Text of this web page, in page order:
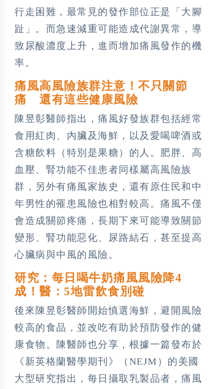
行走困難，最常見的發作部位正是「大腳
趾」。而急速減重可能造成代謝異常，導
致尿酸濃度上升，進而增加痛風發作的機
率。
痛風高風險族群注意！不只關節
痛 還有這些健康風險
陳昱彰醫師指出，痛風好發族群包括經常
食用紅肉、內臟及海鮮，以及愛喝啤酒或
含糖飲料（特別是果糖）的人。肥胖、高
血壓、腎功能不佳患者同樣屬高風險族
群，另外有痛風家族史，還有原住民和中
年男性的罹患風險也相對較高。痛風不僅
會造成關節疼痛，長期下來可能導致關節
變形、腎功能惡化、尿路結石，甚至提高
心臟病與中風的風險。
研究：每日喝牛奶痛風風險降4
成！醫：5地雷飲食別碰
後來陳昱彰醫師開始慎選海鮮，避開風險
較高的食品，並改吃有助於預防發作的健
康食物。陳醫師也分享，根據一篇發布於
《新英格蘭醫學期刊》（NEJM）的美國
大型研究指出，每日攝取乳製品者，痛風